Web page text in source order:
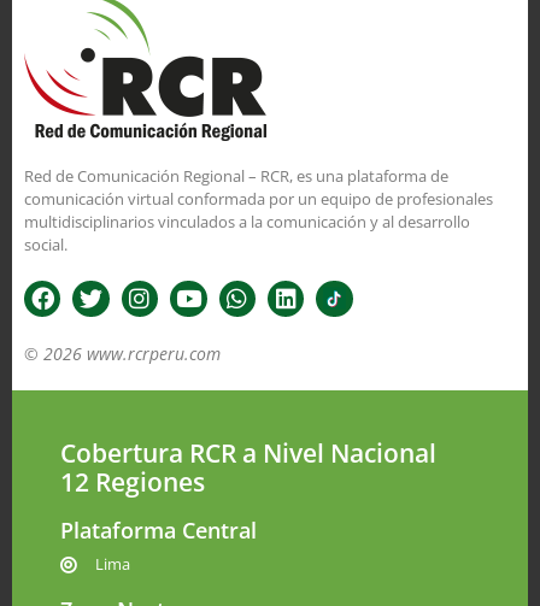
Red de Comunicación Regional – RCR, es una plataforma de
comunicación virtual conformada por un equipo de profesionales
multidisciplinarios vinculados a la comunicación y al desarrollo
social.
© 2026 www.rcrperu.com
Cobertura RCR a Nivel Nacional
12 Regiones
Plataforma Central
Lima